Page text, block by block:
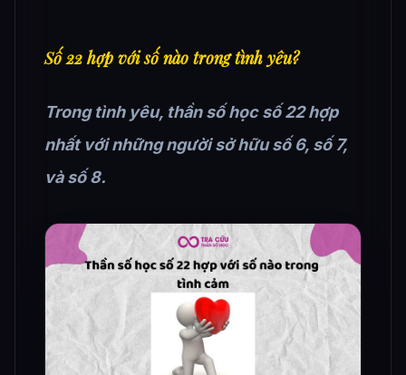
Số 22 hợp với số nào trong tình yêu?
Trong tình yêu, thần số học số 22 hợp
nhất với những người sở hữu số 6, số 7,
và số 8.